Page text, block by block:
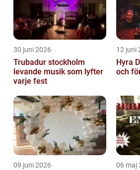
30 juni 2026
Trubadur stockholm
levande musik som lyfter
varje fest
12 juni
Hyra
och
09 juni 2026 06 maj